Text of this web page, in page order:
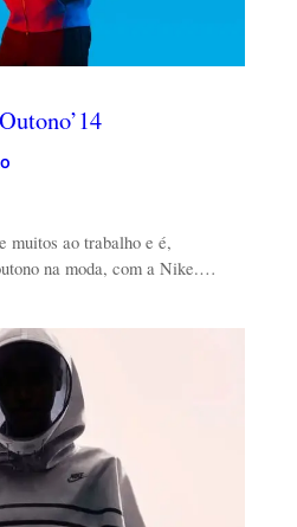
muitos ao trabalho e é,
na moda, com a Nike.…